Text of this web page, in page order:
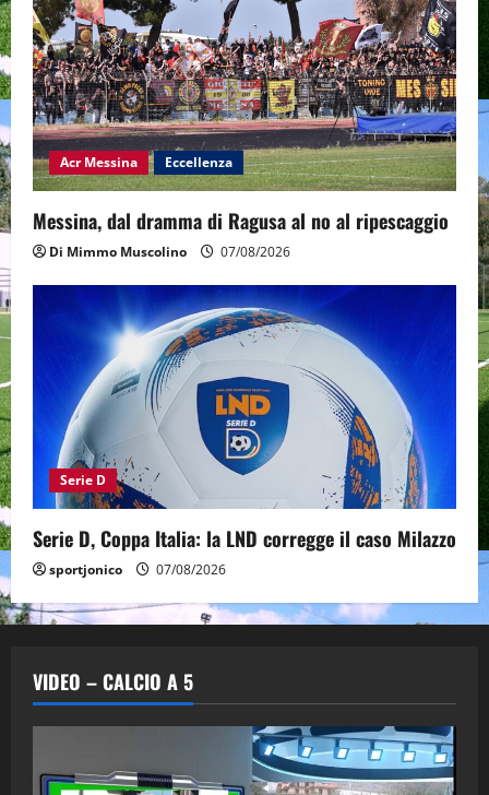
Acr Messina Eccellenza
Messina, dal dramma di Ragusa al no al ripescaggio
Di Mimmo Muscolino 07/08/2026
Serie D
Serie D, Coppa Italia: la LND corregge il caso Milazzo
sportjonico 07/08/2026
VIDEO – CALCIO A 5